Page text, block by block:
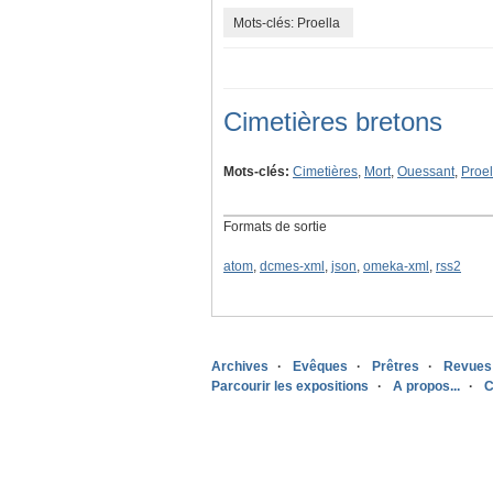
Mots-clés: Proella
Cimetières bretons
Mots-clés: Cimetières, Mort, Ouessant,
Formats de sortie
atom, dcmes-xml , json, omeka-xml , rss2
Archives Evêques Prêtres Revues
Parcourir les expositions
A propos...